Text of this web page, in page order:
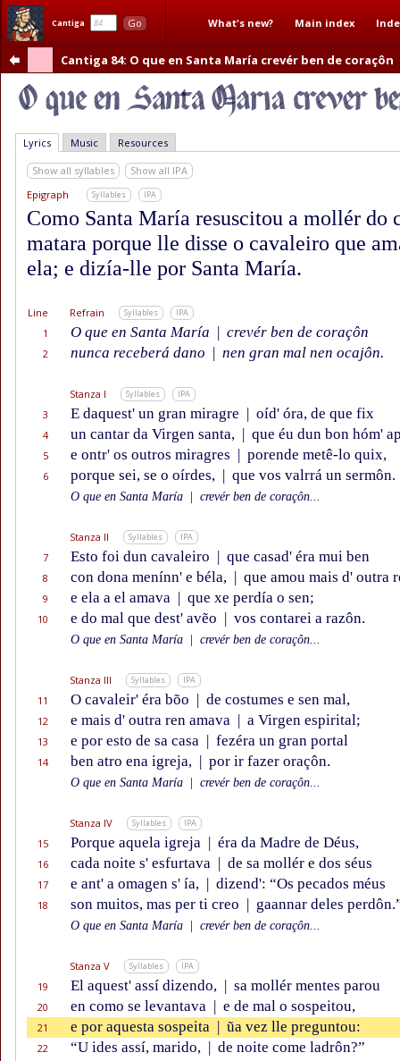
Cantiga Go What's new? Main index
Cantiga 84: O que en Santa María crevér ben de coraçôn
Lyrics Music Resources
Show all syllables
Show all IPA
Epigraph
Syllables IPA
Como Santa María resuscitou a mollér do
matara porque lle disse o cavaleiro que
ela; e dizía-lle por Santa María.
Line Refrain Syllables IPA
1 O que en Santa María | crevér ben de coraçôn
2 nunca receberá dano | nen gran mal nen ocajôn.
Stanza I Syllables IPA
3 E daquest' un gran miragre | oíd' óra, de que fix
4 un cantar da Virgen santa, | que éu dun bon hóm'
5 e ontr' os outros miragres | porende metê-lo quix,
6 porque sei, se o oírdes, | que vos valrrá un sermôn.
O que en Santa María crevér ben de coraçôn...
Stanza II Syllables IPA
7 Esto foi dun cavaleiro | que casad' éra mui ben
8 con dona menínn' e béla, | que amou mais d' outra
9 e ela a el amava | que xe perdía o sen;
10 e do mal que dest' avẽo | vos contarei a razôn.
O que en Santa María crevér ben de coraçôn...
Stanza III Syllables IPA
11 O cavaleir' éra bõo | de costumes e sen mal,
12 e mais d' outra ren amava | a Virgen espirital;
13 e por esto de sa casa | fezéra un gran portal
14 ben atro ena igreja, | por ir fazer oraçôn.
O que en Santa María crevér ben de coraçôn...
Stanza IV Syllables IPA
15 Porque aquela igreja | éra da Madre de Déus,
16 cada noite s' esfurtava | de sa mollér e dos séus
17 e ant' a omagen s' ía, | dizend': “Os pecados méus
18 son muitos, mas per ti creo | gaannar deles
O que en Santa María crevér ben de coraçôn...
Stanza V Syllables IPA
19 El aquest' assí dizendo, | sa mollér mentes parou
20 en como se levantava | e de mal o sospeitou,
21 e por aquesta sospeita | ũa vez lle preguntou:
22 “U ides assí, marido, | de noite come ladrôn?”